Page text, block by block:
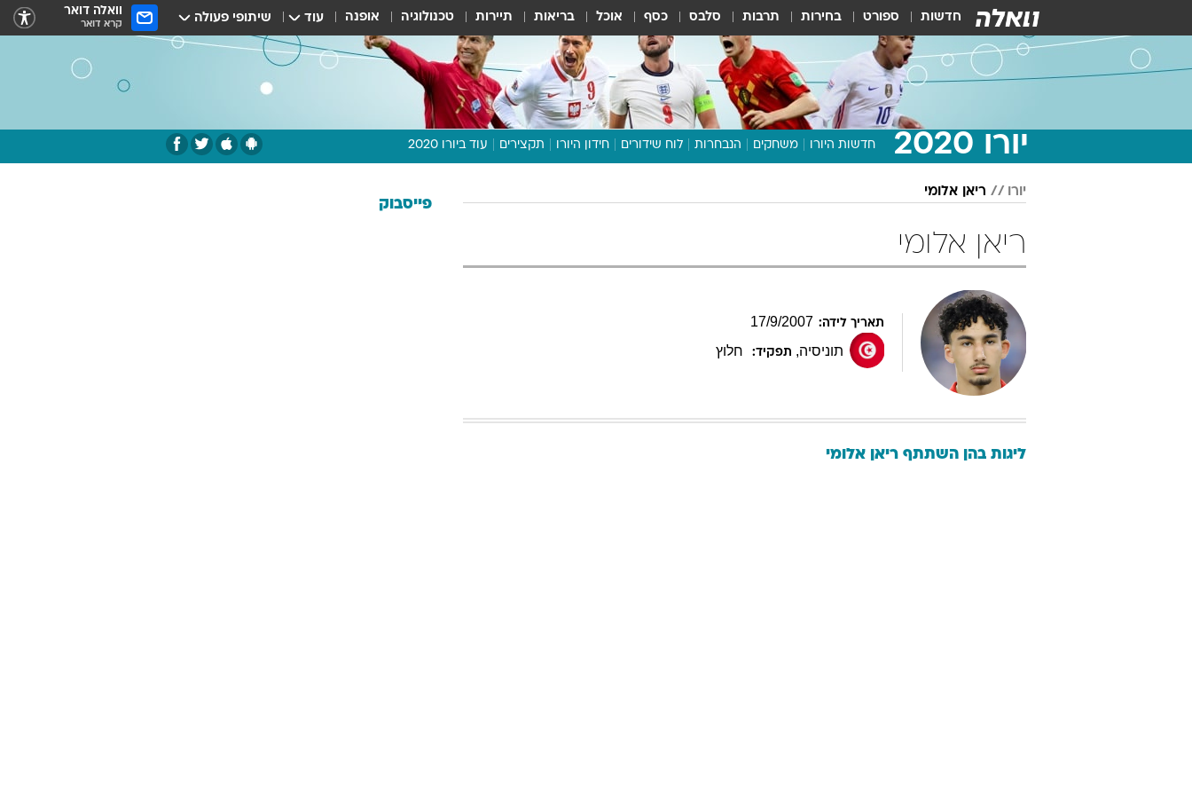
חדשות ספורט בחירות תרבות סלבס כסף אוכל בריאות תיירות טכנולוגיה אופנה עוד שיתופי פעולה וואלה דואר
קרא דואר
יורו 2020 חדשות היורו משחקים הנבחרות לוח שידורים חידון היורו תקצירים עוד ביורו 2020
תכנית היורו
יורו ריאן אלומי
ריאן אלומי
תאריך לידה: 17/9/2007
תוניסיה, תפקיד: חלוץ
ליגות בהן השתתף ריאן אלומי
פייסבוק